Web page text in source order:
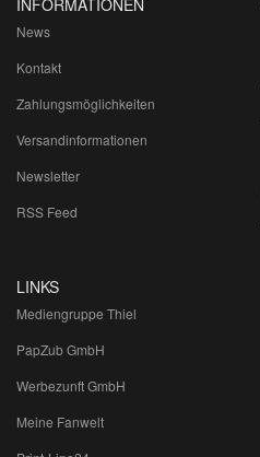
INFORMATIONEN
News
Kontakt
Zahlungsmöglichkeiten
Versandinformationen
Newsletter
RSS Feed
LINKS
Mediengruppe Thiel
PapZub GmbH
Werbezunft GmbH
Meine Fanwelt